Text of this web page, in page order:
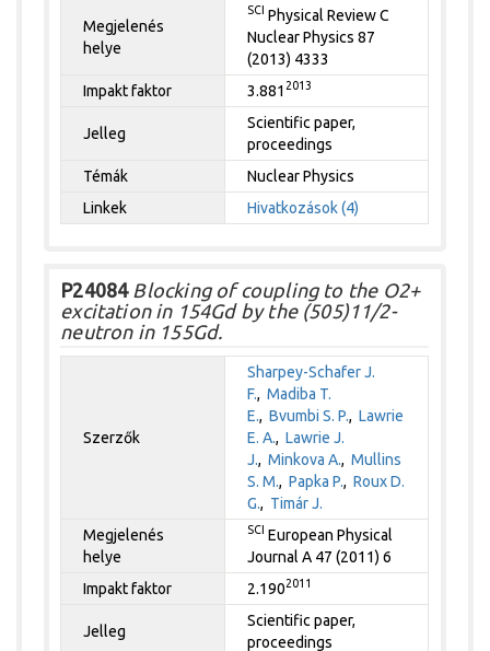
Megjelenés
helye
SCI Physical Review C
Nuclear Physics 87
(2013) 4333
Impakt faktor
3.881 2013
Jelleg
Scientific paper,
proceedings
Témák
Nuclear Physics
Linkek
Hivatkozások (4)
P24084Blocking of coupling to the O2+
excitation in 154Gd by the (505)11/2-
neutron in 155Gd.
Szerzők
Sharpey-Schafer J.
F.,Madiba T.
E.,Bvumbi S. P.,Lawrie
E. A.,Lawrie J.
J.,Minkova A.,Mullins
S. M.,Papka P.,Roux D.
G., Timár J.
Megjelenés
helye
SCI European Physical
Journal A 47 (2011) 6
Impakt faktor
2.1902011
Jelleg
Scientific paper,
proceedings